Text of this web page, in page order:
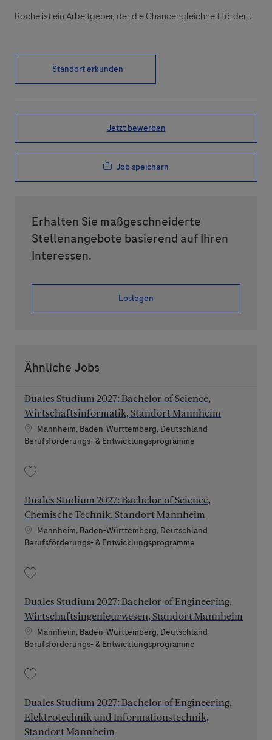
Roche ist ein Arbeitgeber, der die Chancengleichheit fördert.
Standort erkunden
Jetzt bewerben
Job speichern
Erhalten Sie maßgeschneiderte
Stellenangebote basierend auf Ihren
Interessen.
Loslegen
Ähnliche Jobs
Duales Studium 2027: Bachelor of Science,
Wirtschaftsinformatik, Standort Mannheim
Standort
Mannheim, Baden-Württemberg, Deutschland
Kategorie
Berufsförderungs- & Entwicklungsprogramme
Duales Studium 2027: Bachelor of Science,
Chemische Technik, Standort Mannheim
Standort
Mannheim, Baden-Württemberg, Deutschland
Kategorie
Berufsförderungs- & Entwicklungsprogramme
Duales Studium 2027: Bachelor of Engineering,
Wirtschaftsingenieurwesen, Standort Mannheim
Standort
Mannheim, Baden-Württemberg, Deutschland
Kategorie
Berufsförderungs- & Entwicklungsprogramme
Duales Studium 2027: Bachelor of Engineering,
Elektrotechnik und Informationstechnik,
Standort Mannheim